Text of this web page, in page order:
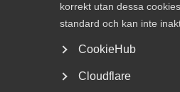
korrekt utan dessa
standard och kan inte
CookieHub
Cloudflare
Sök på almega.se
Givetvis är det väsentligt med
dominerande kostnaden för
utsträckning det finns
kanalisation måste hänsyn tas